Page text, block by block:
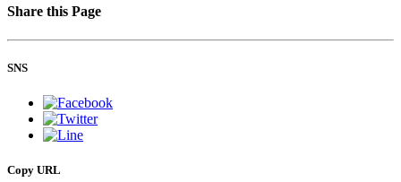
Share this Page
SNS
Copy URL